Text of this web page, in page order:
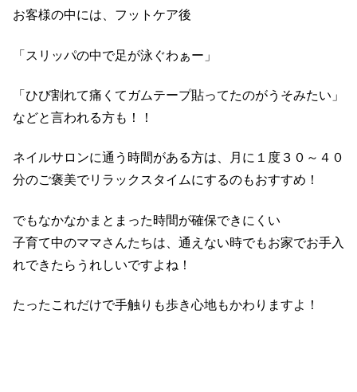
お客様の中には、フットケア後
「スリッパの中で足が泳ぐわぁー」
「ひび割れて痛くてガムテープ貼ってたのがうそみたい」
などと言われる方も！！
ネイルサロンに通う時間がある方は、月に１度３０～４０
分のご褒美でリラックスタイムにするのもおすすめ！
でもなかなかまとまった時間が確保できにくい
子育て中のママさんたちは、通えない時でもお家でお手入
れできたらうれしいですよね！
たったこれだけで手触りも歩き心地もかわりますよ！